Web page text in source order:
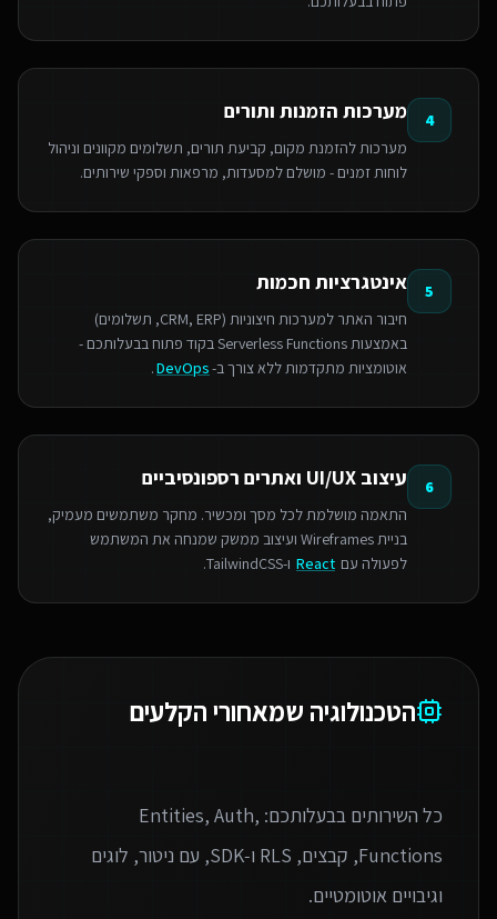
4 מערכות הזמנות ותורים
מערכות להזמנת מקום, קביעת תורים, תשלומים מקוונים וניהול
לוחות זמנים - מושלם למסעדות, מרפאות וספקי שירותים.
5 אינטגרציות חכמות
חיבור האתר למערכות חיצוניות (CRM, ERP, תשלומים)
באמצעות Serverless Functions בקוד פתוח בבעלותכם -
אוטומציות מתקדמות ללא צורך ב-DevOps
.
6 עיצוב UI/UX ואתרים רספונסיביים
התאמה מושלמת לכל מסך ומכשיר. מחקר משתמשים מעמיק,
בניית Wireframes ועיצוב ממשק שמנחה את המשתמש
לפעולה עם React ו-TailwindCSS.
הטכנולוגיה שמאחורי הקלעים
כל השירותים בבעלותכם: Entities, Auth,
Functions, קבצים, RLS ו‑SDK, עם ניטור, לוגים